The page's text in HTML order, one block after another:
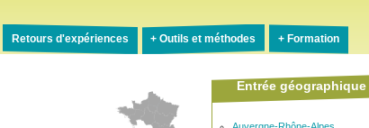
Retours d'expériences Outils et méthodes Formation
Entrée géographique